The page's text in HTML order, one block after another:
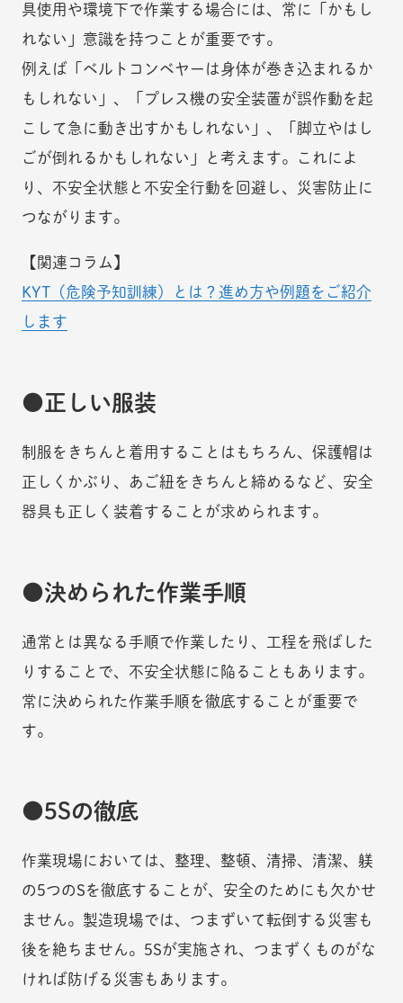
具使用や環境下で作業する場合には、常に「かもし
れない」意識を持つことが重要です。
例えば「ベルトコンベヤーは身体が巻き込まれるか
もしれない」、「プレス機の安全装置が誤作動を起
こして急に動き出すかもしれない」、「脚立やはし
ごが倒れるかもしれない」と考えます。これによ
り、不安全状態と不安全行動を回避し、災害防止に
つながります。
【関連コラム】
KYT（危険予知訓練）とは？進め方や例題をご紹介
します
正しい服装
制服をきちんと着用することはもちろん、保護帽は
正しくかぶり、あご紐をきちんと締めるなど、安全
器具も正しく装着することが求められます。
決められた作業手順
通常とは異なる手順で作業したり、工程を飛ばした
りすることで、不安全状態に陥ることもあります。
常に決められた作業手順を徹底することが重要で
す。
5Sの徹底
作業現場においては、整理、整頓、清掃、清潔、躾
の5つのSを徹底することが、安全のためにも欠かせ
ません。製造現場では、つまずいて転倒する災害も
後を絶ちません。5Sが実施され、つまずくものがな
ければ防げる災害もあります。